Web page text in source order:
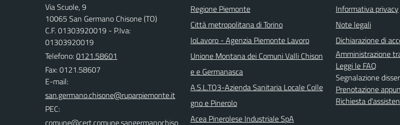
Via Scuole, 9
10065 San Germano Chisone (TO)
C.F. 01303920019 - P.Iva:
01303920019
Telefono:0121.58601
Fax: 0121.58607
E-mail:
PEC:
Regione Piemonte
Città metropolitana di Torino
IoLavoro - Agenzia Piemonte Lavoro
Unione Montana dei Comuni Valli Chison
e e Germanasca
A.S.L.TO3-Azienda Sanitaria Locale Colle
gno e Pinerolo
Acea Pinerolese Industriale SpA
Informativa privacy
Note legali
Dichiarazione di
Amministrazione
Leggi le FAQ
Segnalazione
Prenotazione
Richiesta